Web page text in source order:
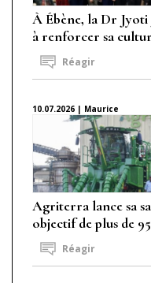
À Ébène, la Dr
à renforcer sa
Réagir
10.07.2026 | Maurice
Agriterra lance sa
objectif de plus de
Réagir